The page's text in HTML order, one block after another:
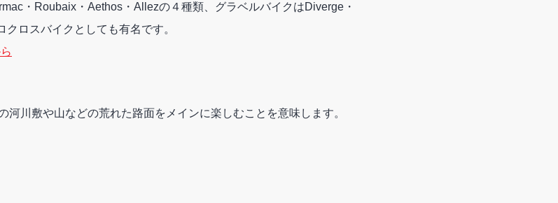
・Roubaix・Aethos・Allezの４種類、グラベルバイクはDiverge・
ロスバイクとしても有名です。
河川敷や山などの荒れた路面をメインに楽しむことを意味します。